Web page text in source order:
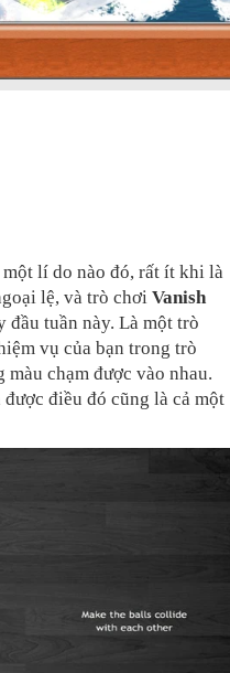
lí do nào đó, rất ít khi là
lệ, và trò chơi Vanish
đầu tuần này. Là một trò
vụ của bạn trong trò
chạm được vào nhau.
điều đó cũng là cả một